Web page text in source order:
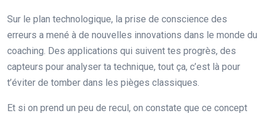
Sur le plan technologique, la prise de conscience des
erreurs a mené à de nouvelles innovations dans le monde du
coaching. Des applications qui suivent tes progrès, des
capteurs pour analyser ta technique, tout ça, c’est là pour
t’éviter de tomber dans les pièges classiques.
Et si on prend un peu de recul, on constate que ce concept